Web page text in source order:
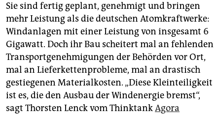
unterstützen
abo
genossenschaft
epaper login
Sie sind fertig geplant, genehmigt und bringen
mehr Leistung als die deutschen Atomkraftwerke:
Windanlagen mit einer Leistung von insgesamt 6
Gigawatt. Doch ihr Bau scheitert mal an fehlenden
Transportgenehmigungen der Behörden vor Ort,
mal an Lieferkettenprobleme, mal an drastisch
gestiegenen Materialkosten. „Diese Kleinteiligkeit
ist es, die den Ausbau der Windenergie bremst“,
sagt Thorsten Lenck vom ThinktankAgora